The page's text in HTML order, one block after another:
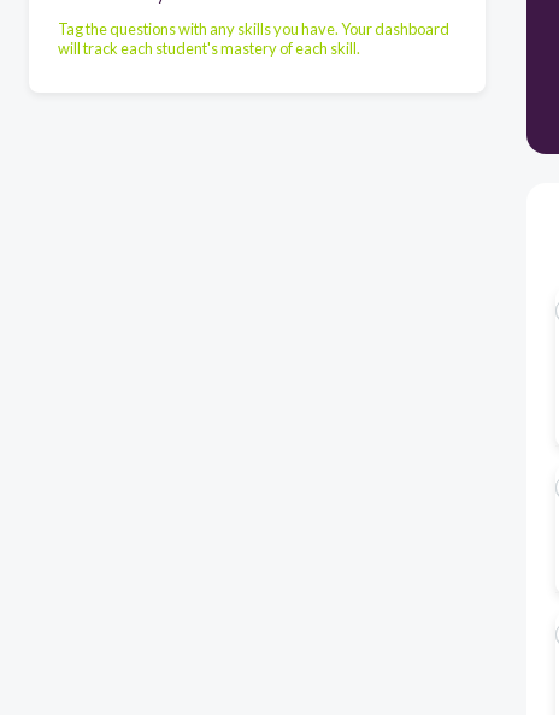
Tag the questions with any skills you have. Your dashboard
will track each student's mastery of each skill.